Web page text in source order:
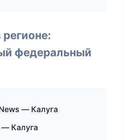
федеральный
— Калуга
Калуга